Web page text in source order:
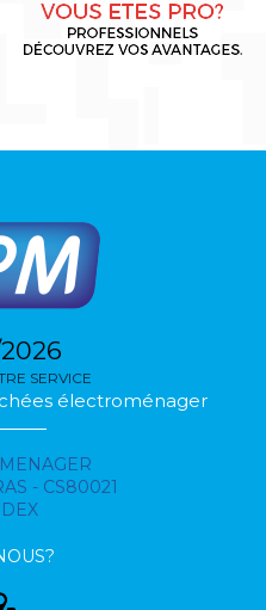
SERVICE
électroménager
- CS80021